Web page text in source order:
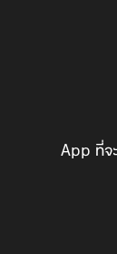
App ที่จ